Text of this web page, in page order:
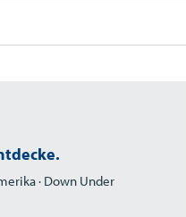
· Down Under